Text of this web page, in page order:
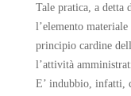
Tale pratica, a detta
l’elemento
principio cardine
l’attività
E’ indubbio, infatti,